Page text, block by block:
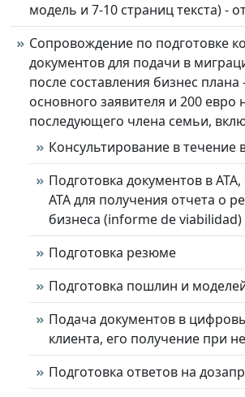
модель и 7-10 страниц текста) -
Сопровождение по подготовке
документов для подачи в
после составления бизнес плана
основного заявителя и 200 евро
последующего члена семьи,
Консультирование в течение
Подготовка документов в
АТА для получения отчета о
бизнеса (informe de viabilidad)
Подготовка резюме
Подготовка пошлин и
Подача документов в
клиента, его получение при
Подготовка ответов на